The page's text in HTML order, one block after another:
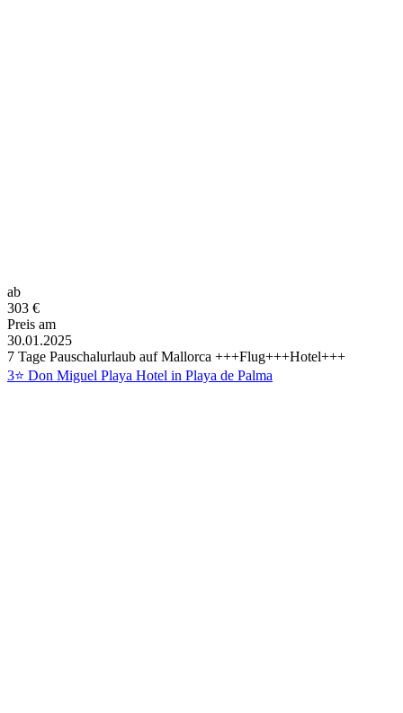
ab
303 €
Preis am
30.01.2025
7 Tage Pauschalurlaub auf Mallorca +++Flug+++Hotel+++
3⭐ Don Miguel Playa Hotel in Playa de Palma